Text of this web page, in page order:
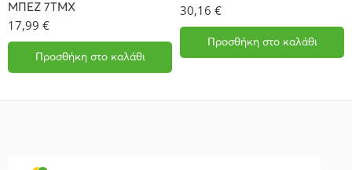
ΜΠΕΖ 7ΤΜΧ
17,99 €
Προσθήκη στο καλάθι
30,16 €
Προσθήκη στο καλάθι